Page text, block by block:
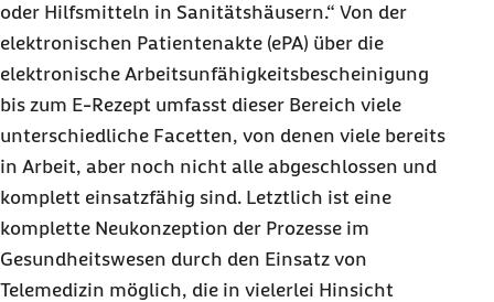
oder Hilfsmitteln in Sanitätshäusern.“ Von der
elektronischen Patientenakte (ePA) über die
elektronische Arbeitsunfähigkeitsbescheinigung
bis zum E-Rezept umfasst dieser Bereich viele
unterschiedliche Facetten, von denen viele bereits
in Arbeit, aber noch nicht alle abgeschlossen und
komplett einsatzfähig sind. Letztlich ist eine
komplette Neukonzeption der Prozesse im
Gesundheitswesen durch den Einsatz von
Telemedizin möglich, die in vielerlei Hinsicht